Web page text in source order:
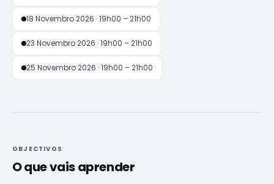
18 Novembro 2026 · 19h00 – 21h00
23 Novembro 2026 · 19h00 – 21h00
25 Novembro 2026 · 19h00 – 21h00
OBJECTIVOS
O que vais aprender